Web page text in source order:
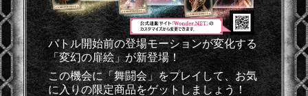
バトル開始前の登場モーションが変化する
「変幻の扉絵」が新登場！
この機会に「舞闘会」をプレイして、お気
に入りの限定商品をゲットしましょう！